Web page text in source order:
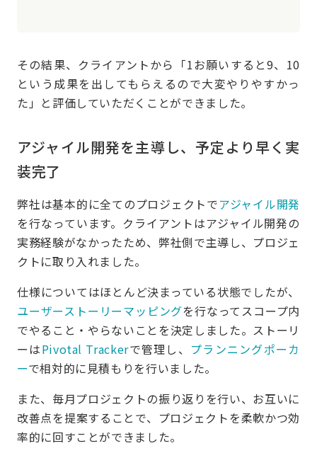
その結果、クライアントから「1お願いすると9、10
という成果を出してもらえるので大変やりやすかっ
た」と評価していただくことができました。
アジャイル開発を主導し、予定より早く実
装完了
弊社は基本的に全てのプロジェクトでアジャイル開発
を行なっています。クライアントはアジャイル開発の
実務経験がなかったため、弊社側で主導し、プロジェ
クトに取り入れました。
仕様についてはほとんど決まっている状態でしたが、
ユーザーストーリーマッピングを行なってスコープ内
でやること・やらないことを決定しました。ストーリ
ーはPivotal Trackerで管理し、 プランニングポーカ
ーで相対的に見積もりを行いました。
また、毎月プロジェクトの振り返りを行い、お互いに
改善点を提案することで、プロジェクトを柔軟かつ効
率的に回すことができました。